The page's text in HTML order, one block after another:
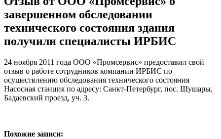
завершенном обследовании
технического состояния здания
получили специалисты ИРБИС
24 ноября 2011 года ООО «Промсервис» предоставил свой
отзыв о работе сотрудников компании ИРБИС по
осуществлению обследования технического состояния
Насосная станция по адресу: Санкт-Петербург, пос. Шушары,
Бадаевский проезд, уч. 3.
Похожие записи: